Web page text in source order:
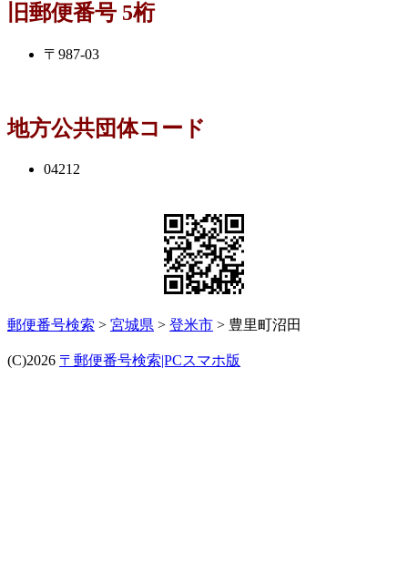
旧郵便番号 5桁
〒987-03
地方公共団体コード
04212
郵便番号検索 > 宮城県 > 登米市 > 豊里町沼田
(C)2026 〒郵便番号検索|PCスマホ版